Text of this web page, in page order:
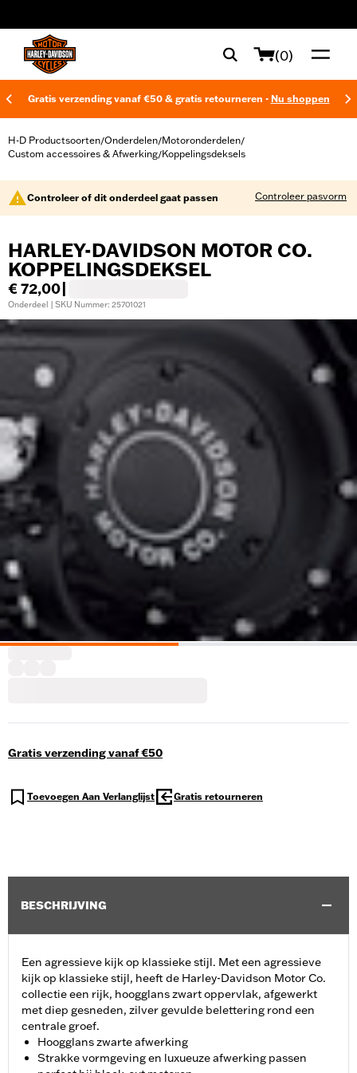
(0)
Gratis verzending vanaf €50 & gratis retourneren - Nu shoppen
H-D Productsoorten/Onderdelen/Motoronderdelen/
Custom accessoires & Afwerking/Koppelingsdeksels
Controleer of dit onderdeel gaat passen Controleer pasvorm
HARLEY-DAVIDSON MOTOR CO.
KOPPELINGSDEKSEL
€ 72,00
Onderdeel | SKU Nummer: 25701021
Gratis verzending vanaf €50
Toevoegen Aan Verlanglijst Gratis retourneren
BESCHRIJVING
Een agressieve kijk op klassieke stijl. Met een agressieve
kijk op klassieke stijl, heeft de Harley-Davidson Motor Co.
collectie een rijk, hoogglans zwart oppervlak, afgewerkt
met diep gesneden, zilver gevulde belettering rond een
centrale groef.
Hoogglans zwarte afwerking
Strakke vormgeving en luxueuze afwerking passen